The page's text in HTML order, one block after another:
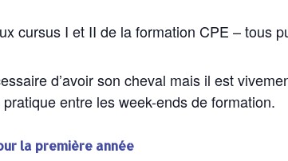
cursus I et II de la formation CPE – tous
d’avoir son cheval mais il est
pratique entre les week-ends de formation.
la première année